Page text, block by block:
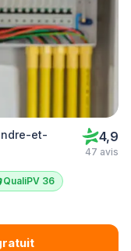
et-
4,9
47 avis
QualiPV 36